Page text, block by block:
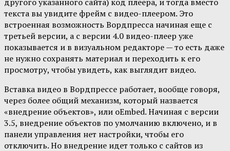
текста вы увидите фрейм с видео-плеером. Это
встроенная возможность Вордпресса начиная еще с
третьей версии, а с версии 4.0 видео-плеер уже
показывается и в визуальном редакторе — то есть даже
не нужно сохранять материал и переходить к его
просмотру, чтобы увидеть, как выглядит видео.
Вставка видео в Вордпрессе работает, вообще говоря,
через более общий механизм, который назвается
«внедрение объектов», или oEmbed. Начиная с версии
3.5, внедрение объектов по умолчанию включено, и в
панели управления нет настройки, чтобы его
отключить. Но внедрение идет только с сайтов из